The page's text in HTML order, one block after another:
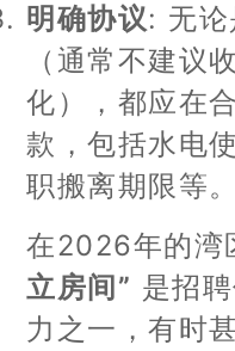
明确协议: 无论
（通常不建议
化），都应在
款，包括水电
职搬离期限等。
在2026年的湾
立房间” 是招
力之一，有时